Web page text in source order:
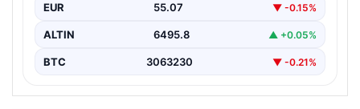
EUR 55.07 ▼ -0.15%
ALTIN 6495.8 ▲ +0.05%
BTC 3063230 ▼ -0.21%